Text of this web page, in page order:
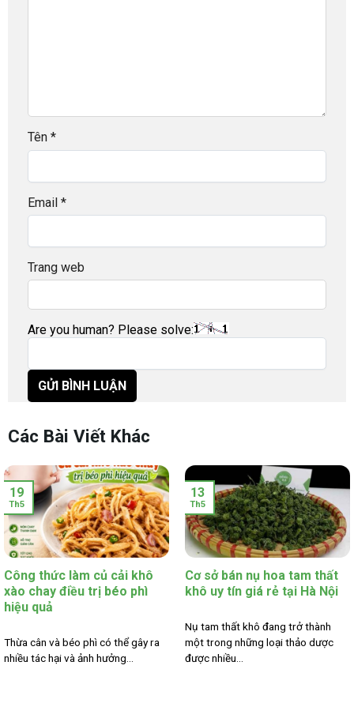
Tên *
Email *
Trang web
Are you human? Please solve:
Các Bài Viết Khác
Công thức làm củ cải khô
xào chay điều trị béo phì
hiệu quả
Thừa cân và béo phì có thể gây ra
nhiều tác hại và ảnh hưởng...
19
Th5
Cơ sở bán nụ hoa tam thất
khô uy tín giá rẻ tại Hà Nội
Nụ tam thất khô đang trở thành
một trong những loại thảo dược
được nhiều...
13
Th5